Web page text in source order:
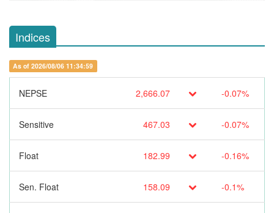
Indices
As of 2026/08/06 11:34:59
NEPSE 2,666.07 -0.07%
Sensitive 467.03 -0.07%
Float 182.99 -0.16%
Sen. Float 158.09 -0.1%